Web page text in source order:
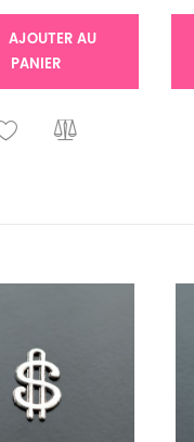
AJOUTER AU
PANIER